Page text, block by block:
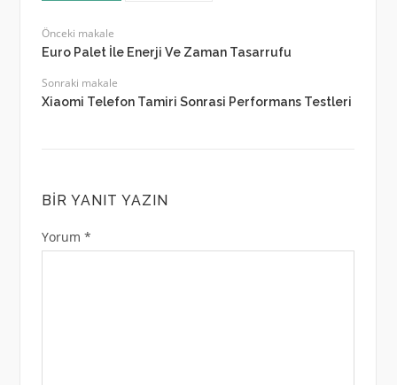
Önceki makale
Euro Palet İle Enerji Ve Zaman Tasarrufu
Sonraki makale
Xiaomi Telefon Tamiri Sonrasi Performans Testleri
BIR YANIT YAZIN
Yorum *